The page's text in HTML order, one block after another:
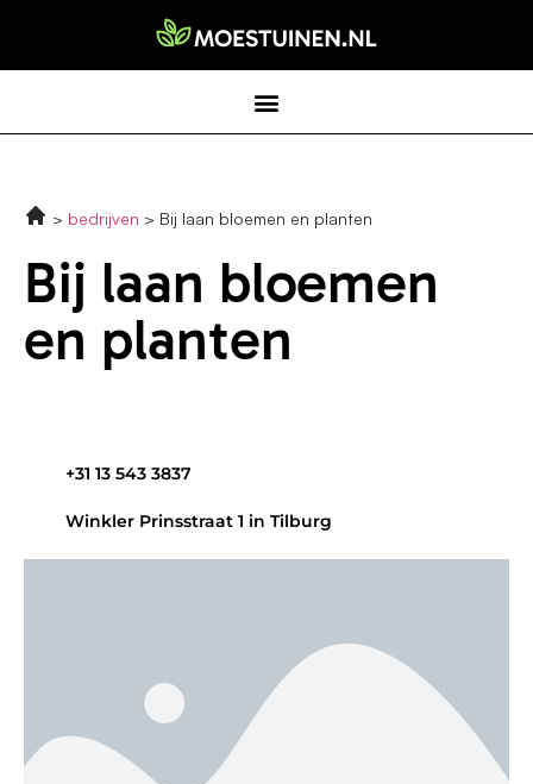
bedrijven Bij laan bloemen en planten
Bij laan bloemen
en planten
+31 13 543 3837
Winkler Prinsstraat 1 in Tilburg